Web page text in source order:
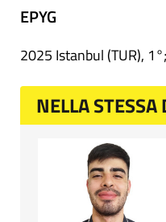
EPYG
2025 Istanbul (TUR),
NELLA